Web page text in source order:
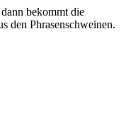
bekommt die
den Phrasenschweinen.